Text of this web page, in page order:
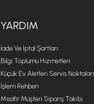
YARDIM
İade Ve İptal Şartları
Bilgi Toplumu Hizmetleri
Küçük Ev Aletleri Servis Noktaları
İşlem Rehberi
Misafir Müşteri Sipariş Takibi